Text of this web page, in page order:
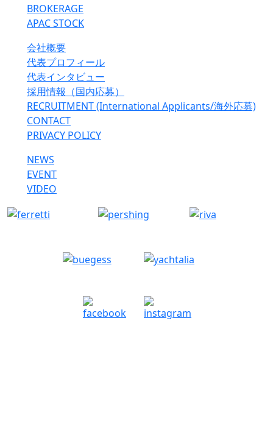
BROKERAGE
APAC STOCK
会社概要
代表プロフィール
代表インタビュー
採用情報（国内応募）
RECRUITMENT (International Applicants/海外応募)
CONTACT
PRIVACY POLICY
NEWS
EVENT
VIDEO